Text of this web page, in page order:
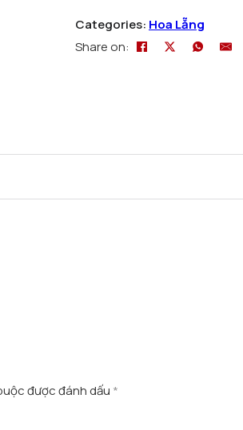
Categories: Hoa Lẵng
Share on:
được đánh dấu *